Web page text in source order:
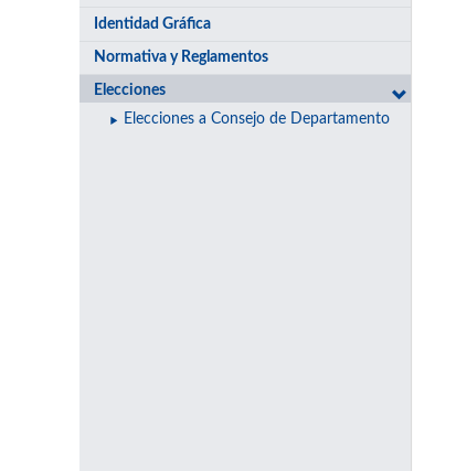
Identidad Gráfica
Normativa y Reglamentos
Elecciones
Elecciones a Consejo de Departamento